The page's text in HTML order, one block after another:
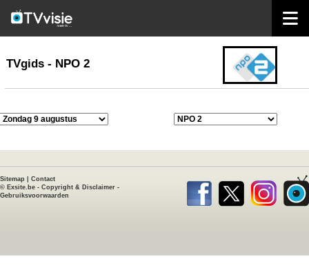
TVgids
TVgids - NPO 2
Sitemap
Contact
© Exsite.be - Copyright & Disclaimer -
Gebruiksvoorwaarden